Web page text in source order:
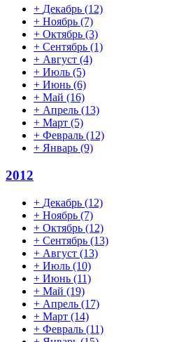
+ Декабрь (12)
+ Ноябрь (7)
+ Октябрь (3)
+ Сентябрь (1)
+ Август (4)
+ Июль (5)
+ Июнь (6)
+ Май (16)
+ Апрель (13)
+ Март (5)
+ Февраль (12)
+ Январь (9)
2012
+ Декабрь (12)
+ Ноябрь (7)
+ Октябрь (12)
+ Сентябрь (13)
+ Август (13)
+ Июль (10)
+ Июнь (11)
+ Май (19)
+ Апрель (17)
+ Март (14)
+ Февраль (11)